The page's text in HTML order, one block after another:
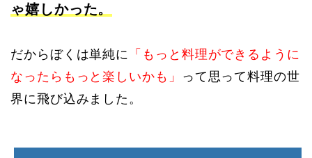
ゃ嬉しかった。
だからぼくは単純に
「もっと料理ができるように
なったらもっと楽しいかも」
って思って料理の世
界に飛び込みました。